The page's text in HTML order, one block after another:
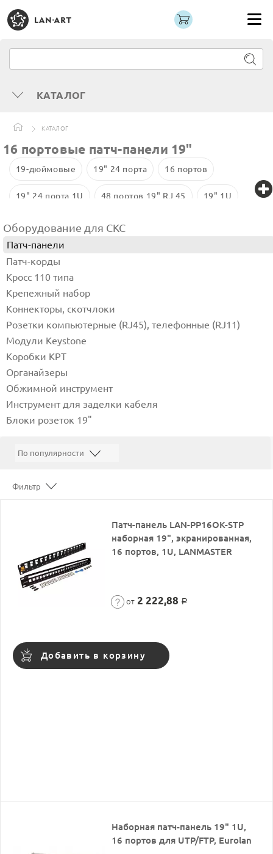
КАТАЛОГ
КАТАЛОГ
16 портовые патч-панели 19"
19-дюймовые 19" 24 порта 16 портов
19" 24 порта 1U 48 портов 19" RJ 45 19" 1U
48 портов Cat.5e 19" 2U
Оборудование для СКС
Патч-панели
Патч-корды
Кросс 110 типа
Крепежный набор
Коннекторы, скотчлоки
Розетки компьютерные (RJ45), телефонные (RJ11)
Модули Keystone
Коробки КРТ
Органайзеры
Обжимной инструмент
Инструмент для заделки кабеля
Блоки розеток 19"
Фильтр
Патч-панель LAN-PP16OK-STP
наборная 19", экранированная,
16 портов, 1U, LANMASTER
от 2 222,88 Р
Добавить в корзину
Наборная патч-панель 19" 1U,
16 портов для UTP/FTP, Eurolan